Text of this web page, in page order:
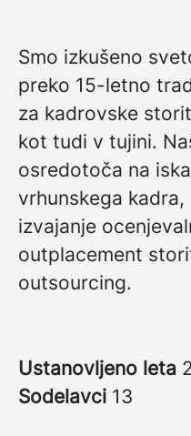
Smo izkušeno
preko 15-letno
za kadrovske
kot tudi v tujini.
osredotoča na
vrhunskega
izvajanje
outplacement
outsourcing.
Ustanovljeno leta
Sodelavci 13